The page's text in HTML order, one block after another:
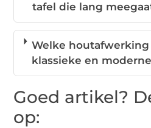
tafel die lang
Welke
klassieke en
Goed artikel?
op: